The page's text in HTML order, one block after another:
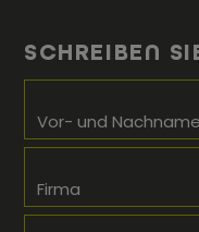
SCHREIBEN
Vor- und Nachname
Firma